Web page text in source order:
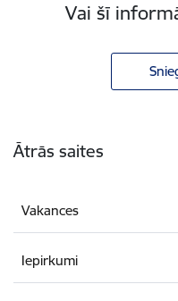
Vai šī
Ātrās saites
Vakances
Iepirkumi